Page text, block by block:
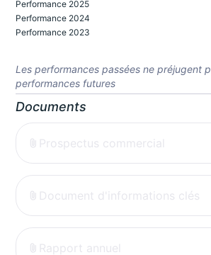
Performance 2025
Performance 2024
Performance 2023
Les performances passées ne préjugent
performances futures
Documents
Prospectus commercial
Document d'informations clés
Rapport annuel